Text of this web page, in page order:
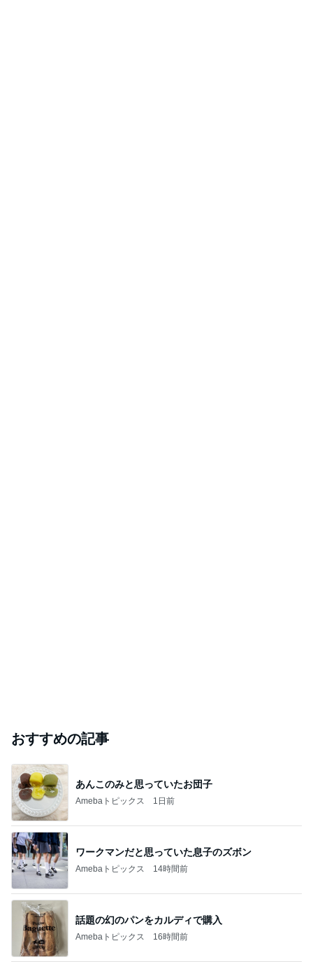
おすすめの記事
あんこのみと思っていたお団子
Amebaトピックス 1日前
ワークマンだと思っていた息子のズボン
Amebaトピックス 14時間前
話題の幻のパンをカルディで購入
Amebaトピックス 16時間前